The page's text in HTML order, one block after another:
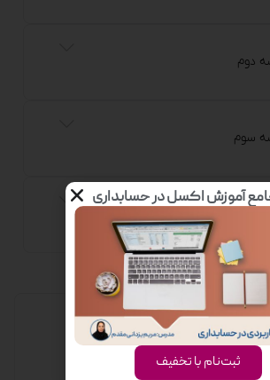
دوم
سوم
آموزش اکسل در حسابداری
ثبت‌نام با تخفیف